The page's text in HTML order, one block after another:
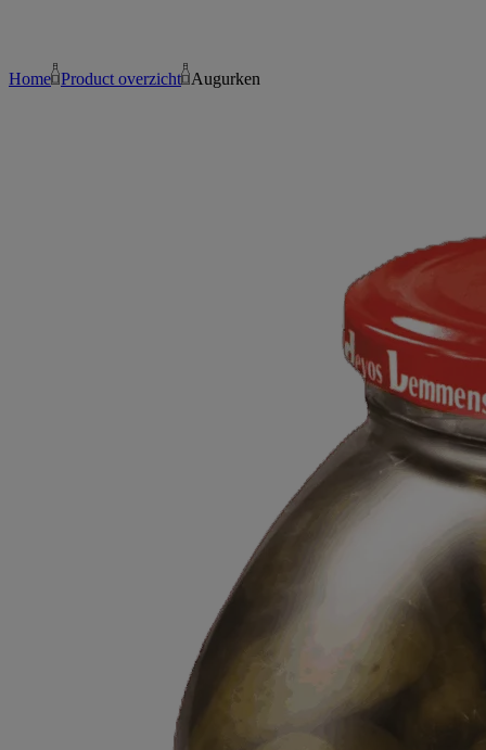
Home Product overzicht Augurken